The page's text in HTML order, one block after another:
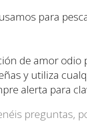
para
de amor
y utiliza
alerta para
preguntas,